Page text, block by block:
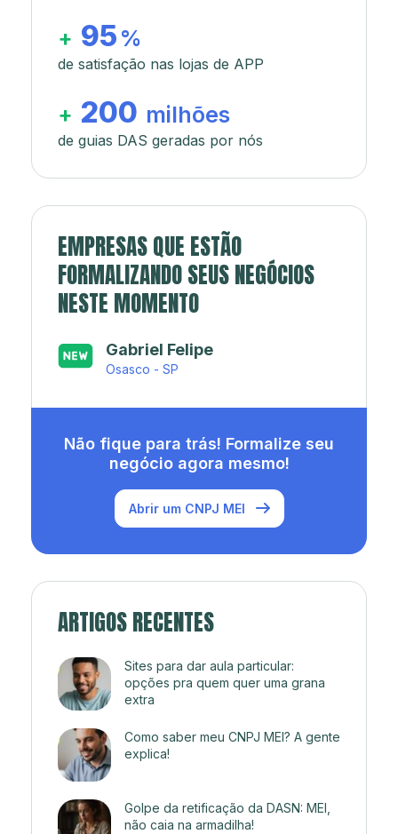
+ 95 %
de satisfação nas lojas de APP
+ 200 milhões
de guias DAS geradas por nós
EMPRESAS QUE ESTÃO
FORMALIZANDO SEUS NEGÓCIOS
NESTE MOMENTO
Japa’s açaí e sorveteria
Rio de Janeiro - RJ
Não fique para trás! Formalize seu
negócio agora mesmo!
Abrir um CNPJ MEI
ARTIGOS RECENTES
Sites para dar aula particular:
opções pra quem quer uma grana
extra
Como saber meu CNPJ MEI? A gente
explica!
Golpe da retificação da DASN: MEI,
não caia na armadilha!